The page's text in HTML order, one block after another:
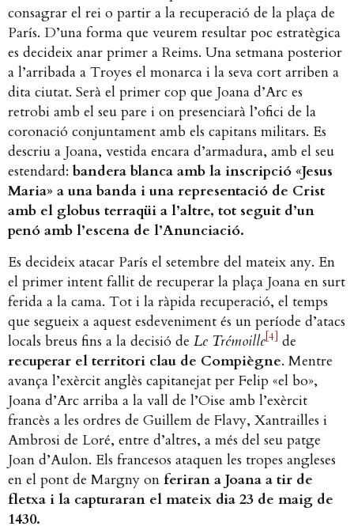
consagrar el rei o partir a la recuperació de la plaça de
París. D’una forma que veurem resultar poc estratègica
es decideix anar primer a Reims. Una setmana posterior
a l’arribada a Troyes el monarca i la seva cort arriben a
dita ciutat. Serà el primer cop que Joana d’Arc es
retrobi amb el seu pare i on presenciarà l’ofici de la
coronació conjuntament amb els capitans militars. Es
descriu a Joana, vestida encara d’armadura, amb el seu
estendard: bandera blanca amb la inscripció «Jesus
Maria» a una banda i una representació de Crist
amb el globus terraqüi a l’altre, tot seguit d’un
penó amb l’escena de l’Anunciació.
Es decideix atacar París el setembre del mateix any. En
el primer intent fallit de recuperar la plaça Joana en surt
ferida a la cama. Tot i la ràpida recuperació, el temps
que segueix a aquest esdeveniment és un període d’atacs
locals breus fins a la decisió de Le Trémoille [4] de
recuperar el territori clau de Compiègne. Mentre
avança l’exèrcit anglès capitanejat per Felip «el bo»,
Joana d’Arc arriba a la vall de l’Oise amb l’exèrcit
francès a les ordres de Guillem de Flavy, Xantrailles i
Ambrosi de Loré, entre d’altres, a més del seu patge
Joan d’Aulon. Els francesos ataquen les tropes angleses
en el pont de Margny on feriran a Joana a tir de
fletxa i la capturaran el mateix dia 23 de maig de
1430.